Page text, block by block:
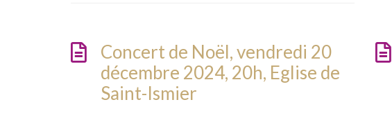
Concert de Noël, vendredi 20
décembre 2024, 20h, Eglise de
Saint-Ismier